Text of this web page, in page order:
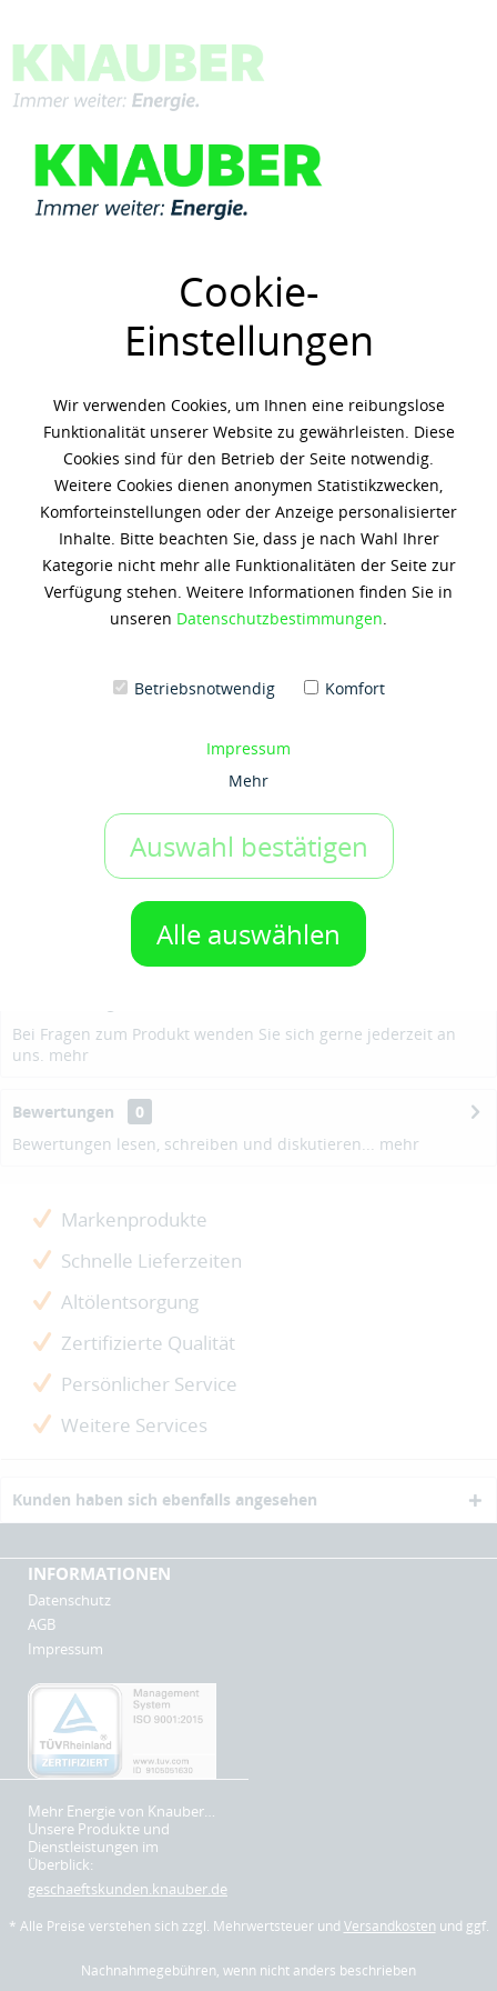
Cookie-
Einstellungen
Wir verwenden Cookies, um Ihnen eine reibungslose
Funktionalität unserer Website zu gewährleisten. Diese
Cookies sind für den Betrieb der Seite notwendig.
Weitere Cookies dienen anonymen Statistikzwecken,
Komforteinstellungen oder der Anzeige personalisierter
Inhalte. Bitte beachten Sie, dass je nach Wahl Ihrer
Kategorie nicht mehr alle Funktionalitäten der Seite zur
Verfügung stehen. Weitere Informationen finden Sie in
unseren Datenschutzbestimmungen.
Betriebsnotwendig Komfort
Impressum
Mehr
Auswahl bestätigen
Alle auswählen
Menü
Übersicht Schmierfette
Shell Gadus S2 V220 1
53,92 € * (11,23 € / 1 Kilogramm)
Inhalt: 4.8 Kilogramm
g50050005
IN DEN WARENKORB
Auf den Merkzettel
Bei Fragen zum Produkt wenden Sie sich gerne jederzeit an
uns. mehr
Bewertungen
0
Bewertungen lesen, schreiben und diskutieren... mehr
Markenprodukte
Schnelle Lieferzeiten
Altölentsorgung
Zertifizierte Qualität
Persönlicher Service
Weitere Services
Kunden haben sich ebenfalls angesehen
INFORMATIONEN
Datenschutz
AGB
Impressum
Mehr Energie von Knauber…
Unsere Produkte und
Dienstleistungen im
Überblick:
geschaeftskunden.knauber.de
* Alle Preise verstehen sich zzgl. Mehrwertsteuer und Versandkosten und ggf.
Nachnahmegebühren, wenn nicht anders beschrieben